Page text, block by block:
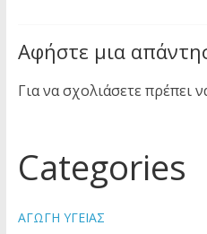
Αφήστε μια
Για να σχολιάσετε πρέπει
Categories
ΑΓΩΓΗ ΥΓΕΙΑΣ